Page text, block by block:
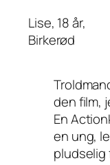
Lise, 18 år,
Birkerød
den film,
En
en ung,